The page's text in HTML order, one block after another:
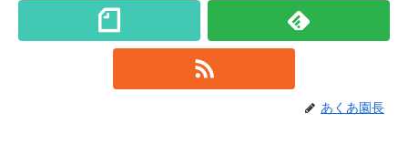
あくあ園長